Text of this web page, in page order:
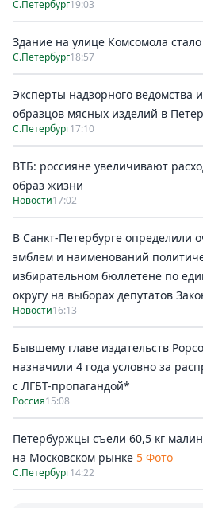
С.Петербург19:03
Здание на улице Комсомола
С.Петербург18:57
Эксперты надзорного ведомства
образцов мясных изделий в
С.Петербург17:10
ВТБ: россияне увеличивают
образ жизни
Новости17:02
В Санкт-Петербурге определили
эмблем и наименований
избирательном бюллетене по
округу на выборах депутатов
Новости16:13
Бывшему главе издательств
назначили 4 года условно за
с ЛГБТ-пропагандой*
Россия15:08
Петербуржцы съели 60,5 кг
на Московском рынке 5 Фото
С.Петербург14:22